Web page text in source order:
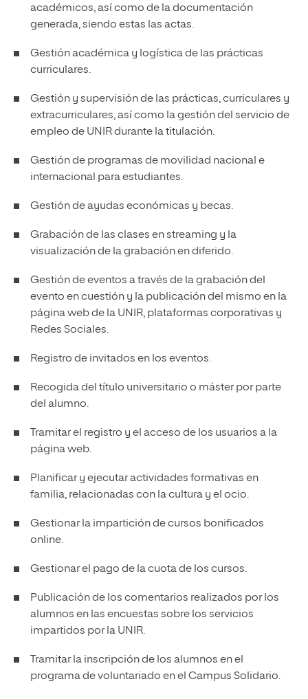
académicos, así como de la documentación
generada, siendo estas las actas.
Gestión académica y logística de las prácticas
curriculares.
Gestión y supervisión de las prácticas, curriculares y
extracurriculares, así como la gestión del servicio de
empleo de UNIR durante la titulación.
Gestión de programas de movilidad nacional e
internacional para estudiantes.
Gestión de ayudas económicas y becas.
Grabación de las clases en streaming y la
visualización de la grabación en diferido.
Gestión de eventos a través de la grabación del
evento en cuestión y la publicación del mismo en la
página web de la UNIR, plataformas corporativas y
Redes Sociales.
Registro de invitados en los eventos.
Recogida del título universitario o máster por parte
del alumno.
Tramitar el registro y el acceso de los usuarios a la
página web.
Planificar y ejecutar actividades formativas en
familia, relacionadas con la cultura y el ocio.
Gestionar la impartición de cursos bonificados
online.
Gestionar el pago de la cuota de los cursos.
Publicación de los comentarios realizados por los
alumnos en las encuestas sobre los servicios
impartidos por la UNIR.
Tramitar la inscripción de los alumnos en el
programa de voluntariado en el Campus Solidario.